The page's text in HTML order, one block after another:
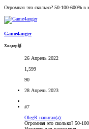
Огромная это сколько? 50-100-600% в
Game4anger
Холдер🥉
26 Апрель 2022
1,599
90
28 Апрель 2023
#7
OlegR написал(а):
Огромная это сколько? 50-